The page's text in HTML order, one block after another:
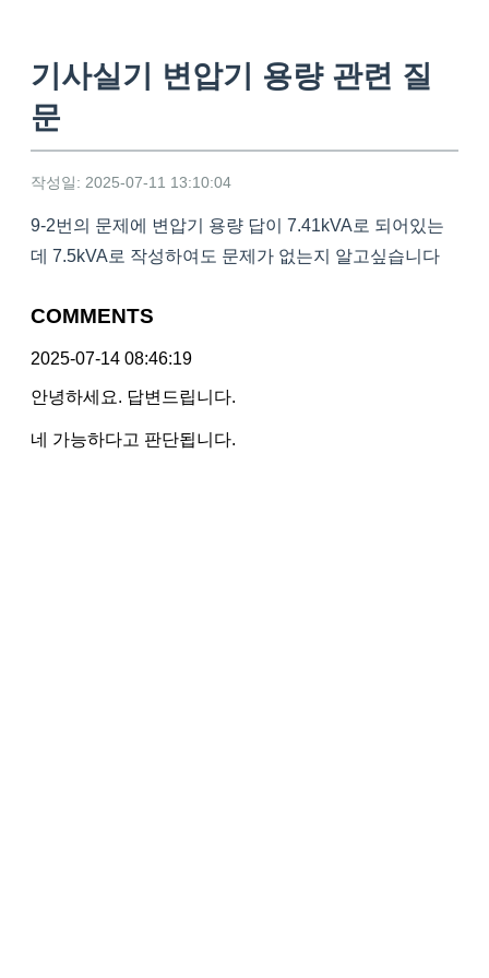
기사실기 변압기 용량 관련 질
문
작성일: 2025-07-11 13:10:04
9-2번의 문제에 변압기 용량 답이 7.41kVA로 되어있는
데 7.5kVA로 작성하여도 문제가 없는지 알고싶습니다
COMMENTS
2025-07-14 08:46:19
안녕하세요. 답변드립니다.
네 가능하다고 판단됩니다.